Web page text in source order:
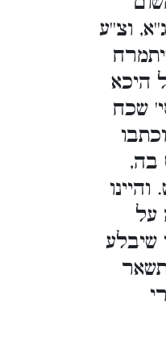
וצ''ע
היכא
שכח
בה,
על
שיבלע